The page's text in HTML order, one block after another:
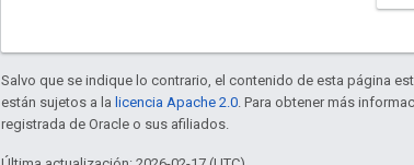
Salvo que se indique lo contrario, el contenido de esta página
están sujetos a la licencia Apache 2.0. Para obtener más
registrada de Oracle o sus afiliados.